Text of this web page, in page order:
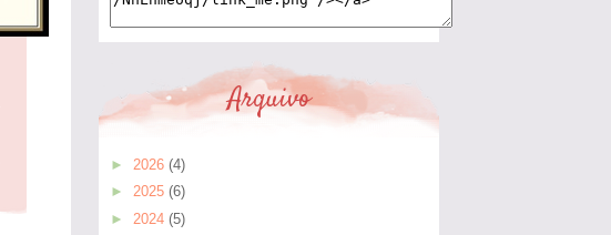
Arquivo
► 2026 (4)
► 2025 (6)
► 2024 (5)